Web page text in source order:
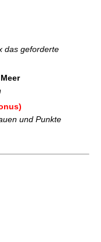
das geforderte
und Punkte